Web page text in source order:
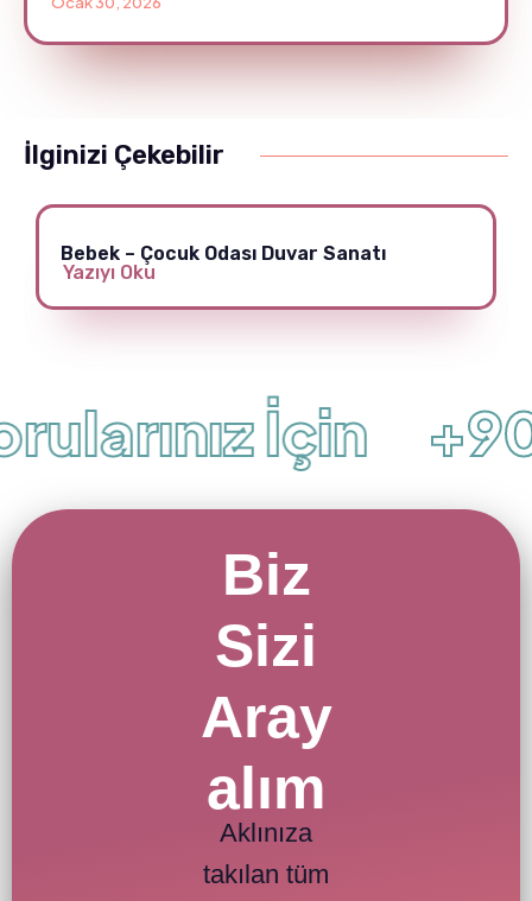
İlginizi Çekebilir
Bebek – Çocuk Odası Duvar Sanatı
Yazıyı Oku
İçin
Biz
Sizi
Aray
alım
Aklınıza
takılan tüm